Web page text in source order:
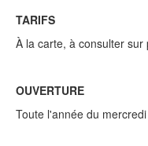
TARIFS
À la carte, à consulter sur
OUVERTURE
Toute l'année du